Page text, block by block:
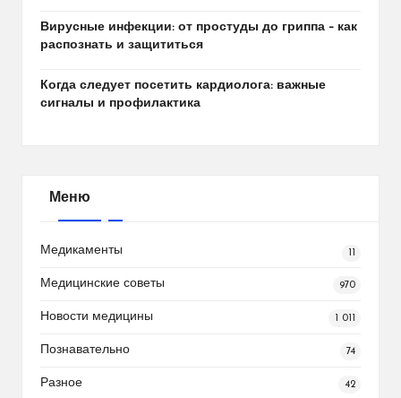
Вирусные инфекции: от простуды до гриппа – как
распознать и защититься
Когда следует посетить кардиолога: важные
сигналы и профилактика
Меню
Медикаменты
Медицинские советы 970
Новости медицины 1 011
Познавательно 74
Разное 42